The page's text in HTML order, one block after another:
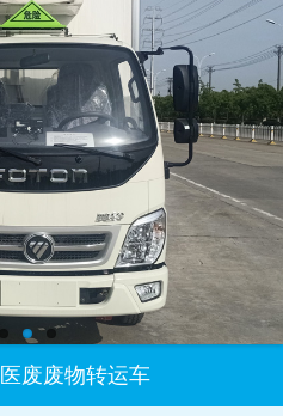
废废物转运车